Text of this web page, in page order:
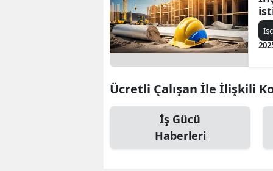
Ücretli Çalışan İle İlişkili
İş Gücü
Haberleri